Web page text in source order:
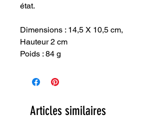
état.
Dimensions : 14,5 X 10,5 cm,
Hauteur 2 cm
Poids : 84 g
Articles similaires